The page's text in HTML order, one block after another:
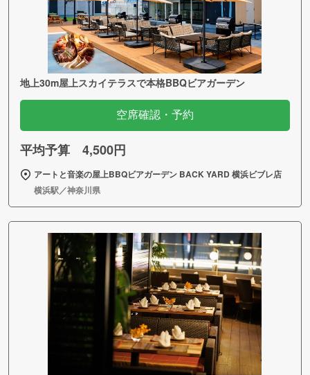
地上30m屋上スカイテラスで本格BBQビアガーデン
空席確認・予約
平均予算 4,500円
アートと音楽の屋上BBQビアガーデン BACK YARD 横浜ビブレ店
横浜駅／神奈川県